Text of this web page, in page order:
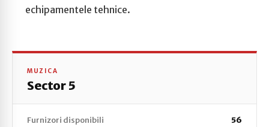
echipamentele tehnice.
MUZICA
Sector 5
Furnizori disponibili 56